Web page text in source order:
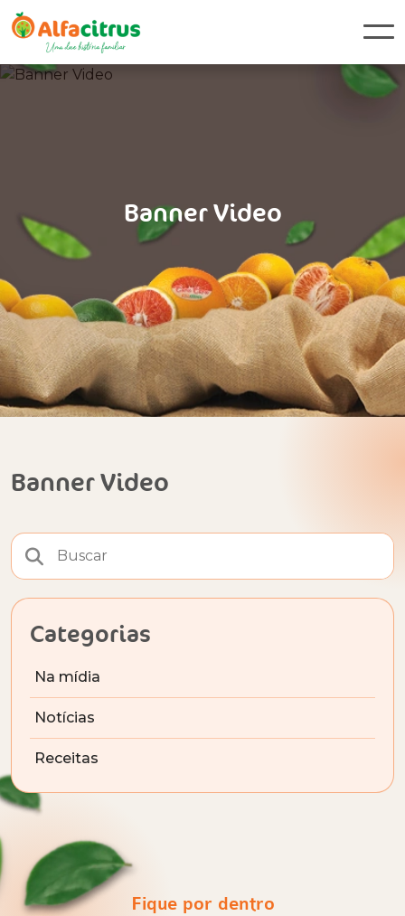
Banner Video
Banner Video
Categorias
Na mídia
Notícias
Receitas
Fique por dentro